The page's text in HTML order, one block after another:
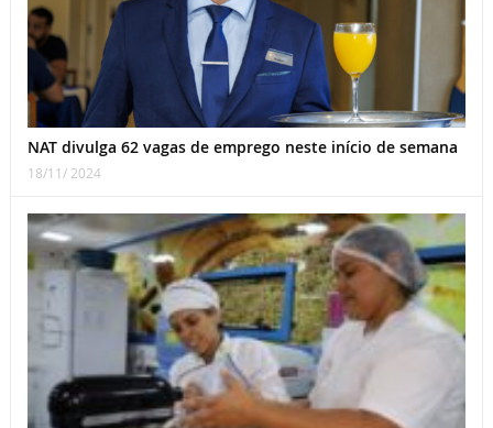
NAT divulga 62 vagas de emprego neste início de semana
18/11/ 2024